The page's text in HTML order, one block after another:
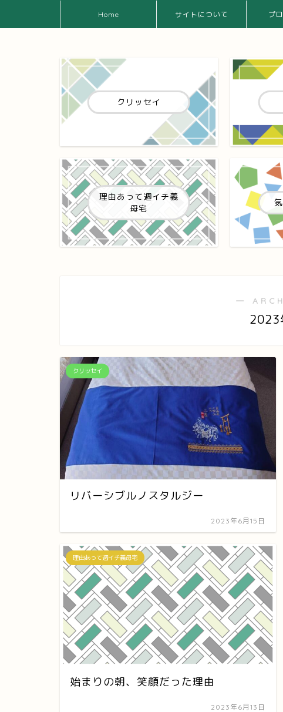
Home サイトについて プ
クリッセイ
理由あって週イチ義
母宅
―
2023
クリッセイ
リバーシブルノスタルジー
2023年6月15日
理由あって週イチ義母宅
始まりの朝、笑顔だった理由
2023年6月13日